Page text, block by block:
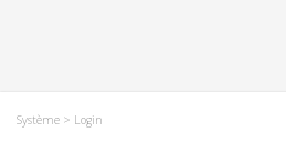
Système > Login